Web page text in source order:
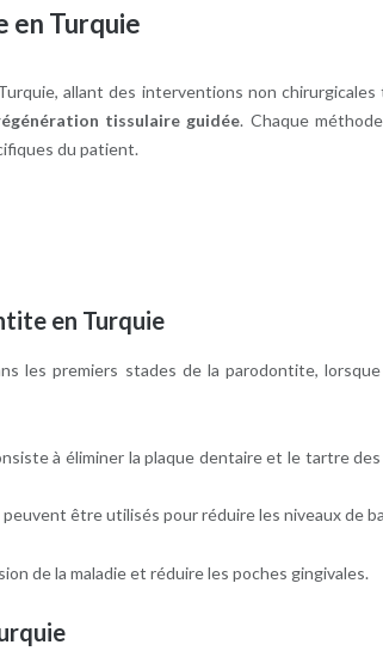
en Turquie
allant des interventions non
tissulaire guidée. Chaque
du patient.
en Turquie
les premiers stades de la parodontite,
à éliminer la plaque dentaire et le tartre
être utilisés pour réduire les niveaux de
de la maladie et réduire les poches gingivales.